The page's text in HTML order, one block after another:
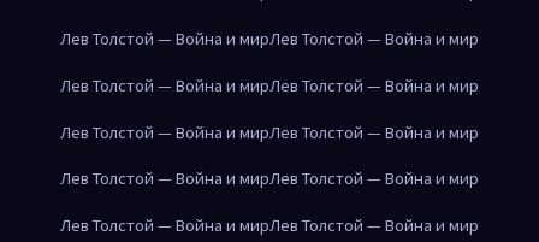
Лев Толстой — Война и мирЛев Толстой — Война и мир
Лев Толстой — Война и мирЛев Толстой — Война и мир
Лев Толстой — Война и мирЛев Толстой — Война и мир
Лев Толстой — Война и мирЛев Толстой — Война и мир
Лев Толстой — Война и мирЛев Толстой — Война и мир